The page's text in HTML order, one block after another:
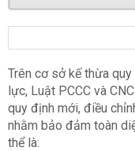
Trên cơ sở kế thừa
lực, Luật PCCC và
quy định mới, điều
nhằm bảo đảm toàn
thể là: